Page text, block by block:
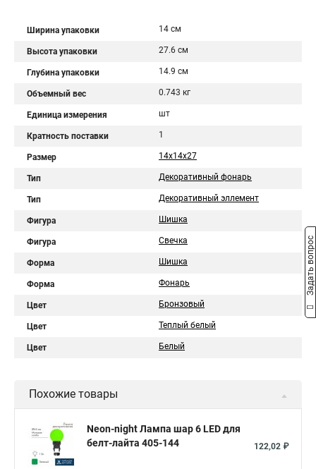
Ширина упаковки 14 см
Высота упаковки 27.6 см
Глубина упаковки 14.9 см
Объемный вес 0.743 кг
Единица измерения шт
Кратность поставки 1
Размер 14x14x27
Тип Декоративный фонарь
Тип Декоративный эллемент
Фигура Шишка
Фигура Свечка
Форма Шишка
Форма Фонарь
Цвет Бронзовый
Цвет Теплый белый
Цвет Белый
Похожие товары
Neon-night Лампа шар 6 LED для
белт-лайта 405-144
122,02 ₽
Задать вопрос